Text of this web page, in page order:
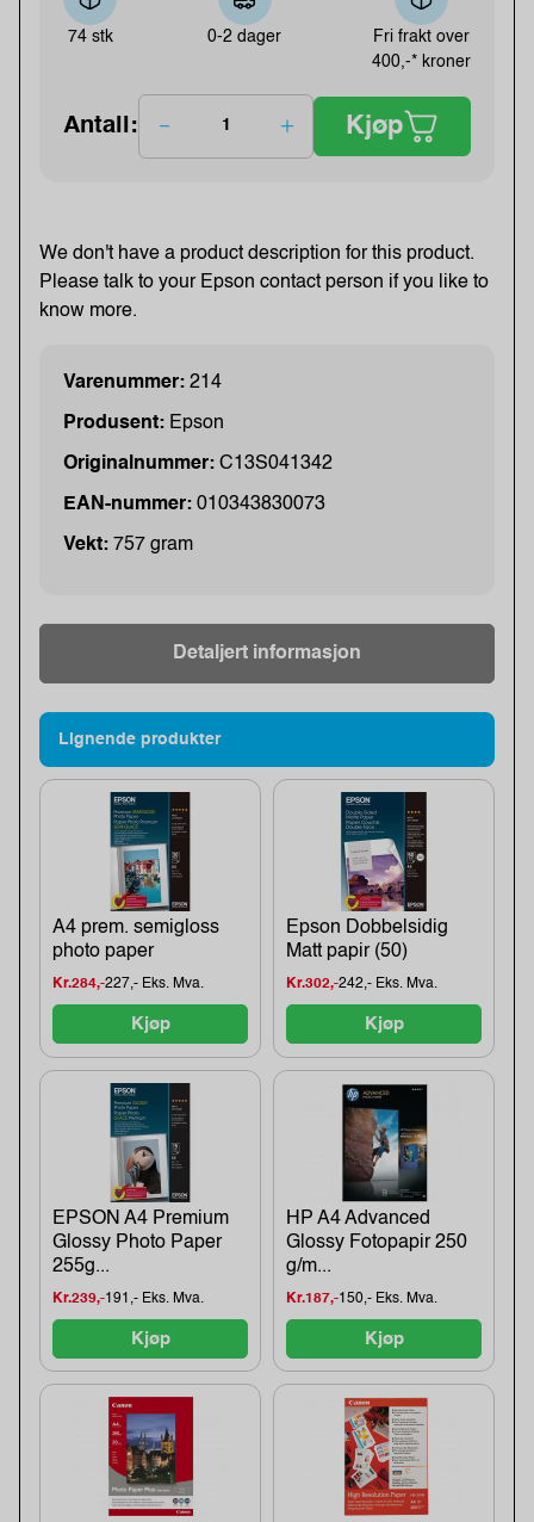
74 stk 0-2 dager
Fri frakt over
400,-* kroner
Antall: Kjøp
We don't have a product description for this product.
Please talk to your Epson contact person if you like to
know more.
Varenummer: 214
Produsent: Epson
Originalnummer: C13S041342
EAN-nummer: 010343830073
Vekt: 757 gram
Detaljert informasjon
Lignende produkter
A4 prem. semigloss
photo paper
Kr.284,-227,- Eks. Mva.
Kjøp
Epson Dobbelsidig
Matt papir (50)
Kr.302,-242,- Eks. Mva.
Kjøp
EPSON A4 Premium
Glossy Photo Paper
255g...
Kr.239,-191,- Eks. Mva.
Kjøp
HP A4 Advanced
Glossy Fotopapir 250
g/m...
Kr.187,-150,- Eks. Mva.
Kjøp